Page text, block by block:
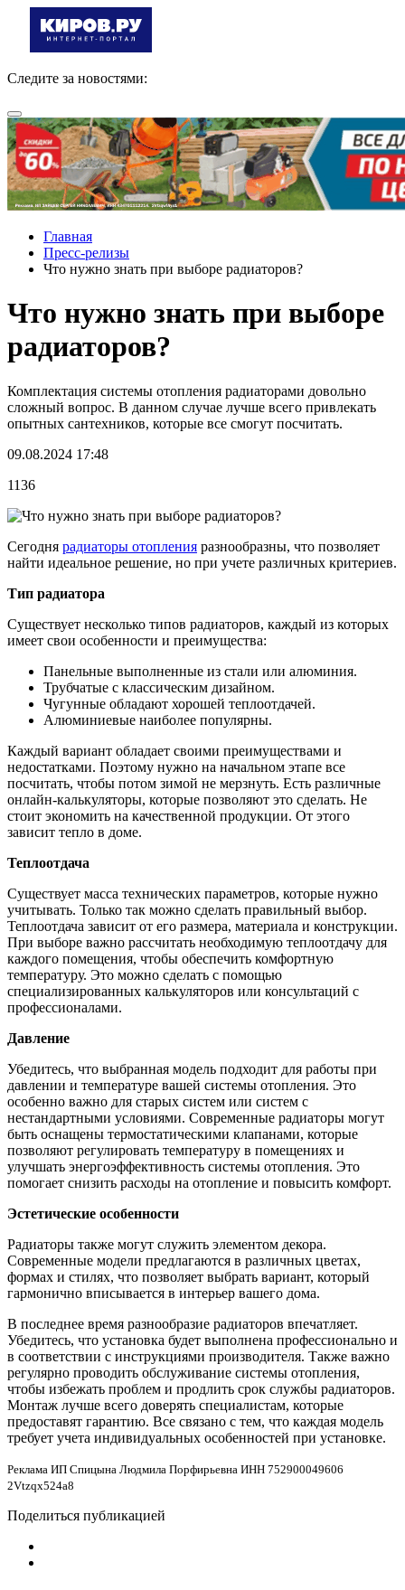
Следите за новостями:
Главная
Пресс-релизы
Что нужно знать при выборе радиаторов?
Что нужно знать при выборе
радиаторов?
Комплектация системы отопления радиаторами довольно
сложный вопрос. В данном случае лучше всего привлекать
опытных сантехников, которые все смогут посчитать.
09.08.2024 17:48
1136
Сегодня радиаторы отопления разнообразны, что позволяет
найти идеальное решение, но при учете различных критериев.
Тип радиатора
Существует несколько типов радиаторов, каждый из которых
имеет свои особенности и преимущества:
Панельные выполненные из стали или алюминия.
Трубчатые с классическим дизайном.
Чугунные обладают хорошей теплоотдачей.
Алюминиевые наиболее популярны.
Каждый вариант обладает своими преимуществами и
недостатками. Поэтому нужно на начальном этапе все
посчитать, чтобы потом зимой не мерзнуть. Есть различные
онлайн-калькуляторы, которые позволяют это сделать. Не
стоит экономить на качественной продукции. От этого
зависит тепло в доме.
Теплоотдача
Существует масса технических параметров, которые нужно
учитывать. Только так можно сделать правильный выбор.
Теплоотдача зависит от его размера, материала и конструкции.
При выборе важно рассчитать необходимую теплоотдачу для
каждого помещения, чтобы обеспечить комфортную
температуру. Это можно сделать с помощью
специализированных калькуляторов или консультаций с
профессионалами.
Давление
Убедитесь, что выбранная модель подходит для работы при
давлении и температуре вашей системы отопления. Это
особенно важно для старых систем или систем с
нестандартными условиями. Современные радиаторы могут
быть оснащены термостатическими клапанами, которые
позволяют регулировать температуру в помещениях и
улучшать энергоэффективность системы отопления. Это
помогает снизить расходы на отопление и повысить комфорт.
Эстетические особенности
Радиаторы также могут служить элементом декора.
Современные модели предлагаются в различных цветах,
формах и стилях, что позволяет выбрать вариант, который
гармонично вписывается в интерьер вашего дома.
В последнее время разнообразие радиаторов впечатляет.
Убедитесь, что установка будет выполнена профессионально и
в соответствии с инструкциями производителя. Также важно
регулярно проводить обслуживание системы отопления,
чтобы избежать проблем и продлить срок службы радиаторов.
Монтаж лучше всего доверять специалистам, которые
предоставят гарантию. Все связано с тем, что каждая модель
требует учета индивидуальных особенностей при установке.
Реклама ИП Спицына Людмила Порфирьевна ИНН 752900049606
2Vtzqx524a8
Поделиться публикацией